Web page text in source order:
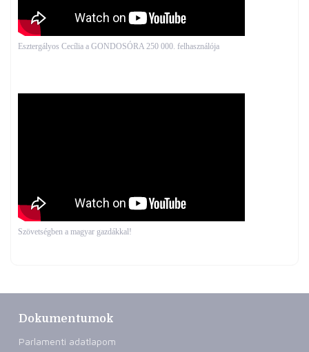
Esztergályos Cecília a GONDOSÓRA 250 000. felhasználója
Szövetségben a magyar gazdákkal!
Dokumentumok
Parlamenti adatlapom